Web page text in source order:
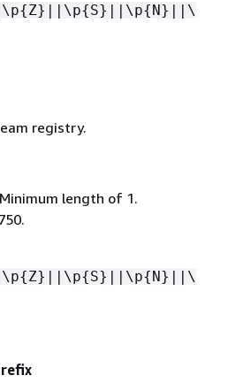
{Z}||\p{S}||\p{N}||\
registry.
length of 1.
{Z}||\p{S}||\p{N}||\